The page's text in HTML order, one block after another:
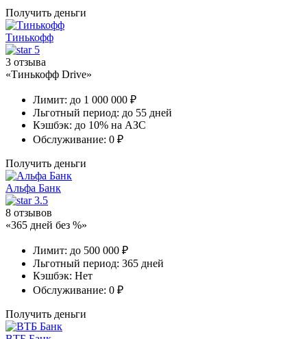
Получить деньги
Тинькофф
5
3 отзыва
«Тинькофф Drive»
Лимит: до 1 000 000 ₽
Льготный период: до 55 дней
Кэшбэк: до 10% на АЗС
Обслуживание: 0 ₽
Получить деньги
Альфа Банк
3.5
8 отзывов
«365 дней без %»
Лимит: до 500 000 ₽
Льготный период: 365 дней
Кэшбэк: Нет
Обслуживание: 0 ₽
Получить деньги